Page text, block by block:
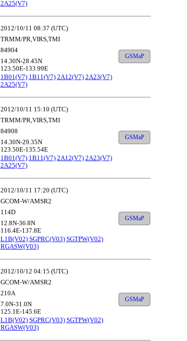
2A25(V7)
2012/10/11 08:37 (UTC)
TRMM/PR,VIRS,TMI
84904
14.30N-28.45N
123.50E-133.99E
1B01(V7) 1B11(V7) 2A12(V7) 2A23(V7)
2A25(V7)
GSMaP
2012/10/11 15:10 (UTC)
TRMM/PR,VIRS,TMI
84908
14.30N-29.35N
123.50E-135.54E
1B01(V7) 1B11(V7) 2A12(V7) 2A23(V7)
2A25(V7)
GSMaP
2012/10/11 17:20 (UTC)
GCOM-W/AMSR2
114D
12.8N-36.8N
116.4E-137.8E
L1B(V02) SGPRC(V03) SGTPW(V02)
RGASW(V03)
GSMaP
2012/10/12 04:15 (UTC)
GCOM-W/AMSR2
210A
7.0N-31.0N
125.1E-145.6E
L1B(V02) SGPRC(V03) SGTPW(V02)
RGASW(V03)
GSMaP